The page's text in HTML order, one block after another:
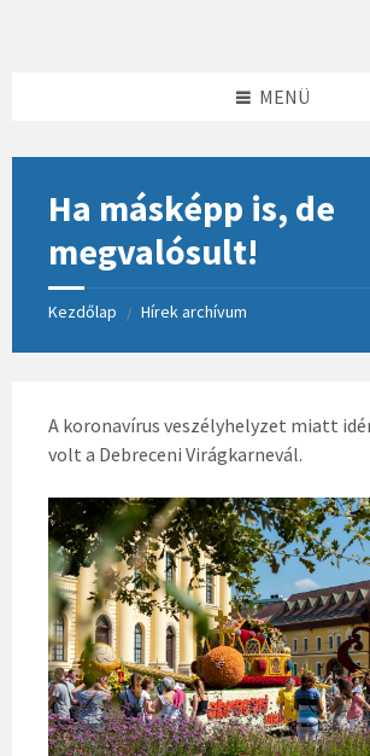
MENÜ
Ha másképp is, de
megvalósult!
Kezdőlap / Hírek archívum
A koronavírus veszélyhelyzet miatt
volt a Debreceni Virágkarnevál.